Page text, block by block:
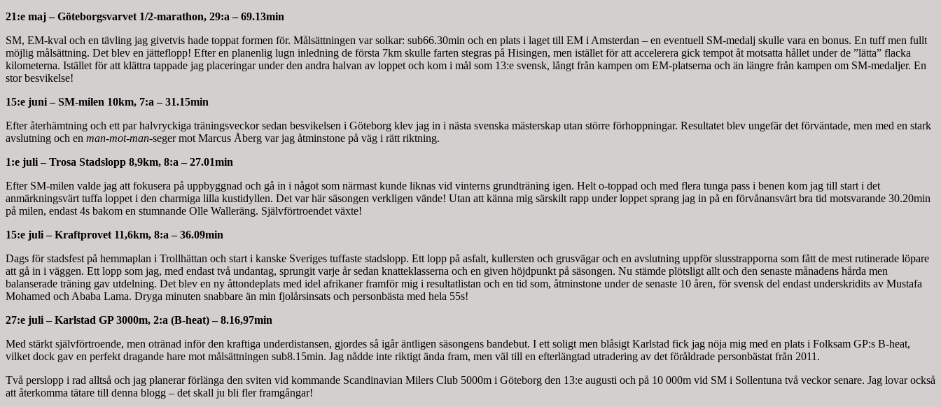
21:e maj – Göteborgsvarvet 1/2-marathon, 29:a – 69.13min
SM, EM-kval och en tävling jag givetvis hade toppat formen för. Målsättningen var solkar: sub66.30min och en plats i laget till EM i Amsterdan – en eventuell SM-medalj skulle vara en bonus. En tuff men fullt
möjlig målsättning. Det blev en jätteflopp! Efter en planenlig lugn inledning de första 7km skulle farten stegras på Hisingen, men istället för att accelerera gick tempot åt motsatta hållet under de ”lätta” flacka
kilometerna. Istället för att klättra tappade jag placeringar under den andra halvan av loppet och kom i mål som 13:e svensk, långt från kampen om EM-platserna och än längre från kampen om SM-medaljer. En
stor besvikelse!
15:e juni – SM-milen 10km, 7:a – 31.15min
Efter återhämtning och ett par halvryckiga träningsveckor sedan besvikelsen i Göteborg klev jag in i nästa svenska mästerskap utan större förhoppningar. Resultatet blev ungefär det förväntade, men med en stark
avslutning och en man-mot-man-seger mot Marcus Åberg var jag åtminstone på väg i rätt riktning.
1:e juli – Trosa Stadslopp 8,9km, 8:a – 27.01min
Efter SM-milen valde jag att fokusera på uppbyggnad och gå in i något som närmast kunde liknas vid vinterns grundträning igen. Helt o-toppad och med flera tunga pass i benen kom jag till start i det
anmärkningsvärt tuffa loppet i den charmiga lilla kustidyllen. Det var här säsongen verkligen vände! Utan att känna mig särskilt rapp under loppet sprang jag in på en förvånansvärt bra tid motsvarande 30.20min
på milen, endast 4s bakom en stumnande Olle Walleräng. Självförtroendet växte!
15:e juli – Kraftprovet 11,6km, 8:a – 36.09min
Dags för stadsfest på hemmaplan i Trollhättan och start i kanske Sveriges tuffaste stadslopp. Ett lopp på asfalt, kullersten och grusvägar och en avslutning uppför slusstrapporna som fått de mest rutinerade löpare
att gå in i väggen. Ett lopp som jag, med endast två undantag, sprungit varje år sedan knatteklasserna och en given höjdpunkt på säsongen. Nu stämde plötsligt allt och den senaste månadens hårda men
balanserade träning gav utdelning. Det blev en ny åttondeplats med idel afrikaner framför mig i resultatlistan och en tid som, åtminstone under de senaste 10 åren, för svensk del endast underskridits av Mustafa
Mohamed och Ababa Lama. Dryga minuten snabbare än min fjolårsinsats och personbästa med hela 55s!
27:e juli – Karlstad GP 3000m, 2:a (B-heat) – 8.16,97min
Med stärkt självförtroende, men otränad inför den kraftiga underdistansen, gjordes så igår äntligen säsongens bandebut. I ett soligt men blåsigt Karlstad fick jag nöja mig med en plats i Folksam GP:s B-heat,
vilket dock gav en perfekt dragande hare mot målsättningen sub8.15min. Jag nådde inte riktigt ända fram, men väl till en efterlängtad utradering av det föråldrade personbästat från 2011.
Två perslopp i rad alltså och jag planerar förlänga den sviten vid kommande Scandinavian Milers Club 5000m i Göteborg den 13:e augusti och på 10 000m vid SM i Sollentuna två veckor senare. Jag lovar också
att återkomma tätare till denna blogg – det skall ju bli fler framgångar!